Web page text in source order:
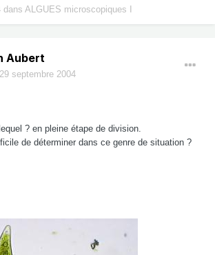
dans ALGUES microscopiques I
Aubert
septembre 2004
? en pleine étape de division.
de déterminer dans ce genre de situation ?